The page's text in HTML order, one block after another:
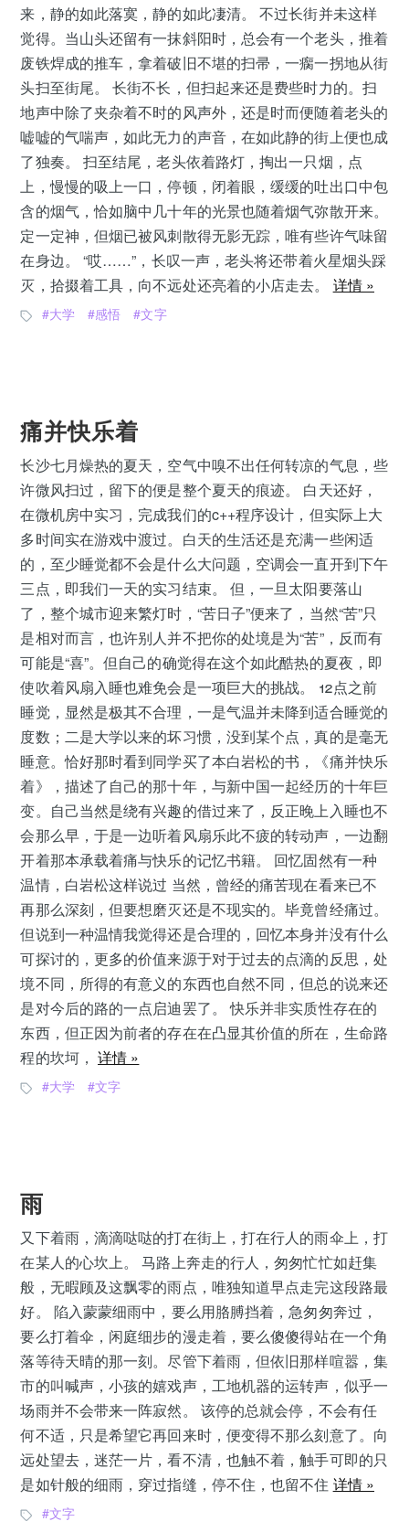
来，静的如此落寞，静的如此凄清。 不过长街并未这样
觉得。当山头还留有一抹斜阳时，总会有一个老头，推着
废铁焊成的推车，拿着破旧不堪的扫帚，一瘸一拐地从街
头扫至街尾。 长街不长，但扫起来还是费些时力的。扫
地声中除了夹杂着不时的风声外，还是时而便随着老头的
嘘嘘的气喘声，如此无力的声音，在如此静的街上便也成
了独奏。 扫至结尾，老头依着路灯，掏出一只烟，点
上，慢慢的吸上一口，停顿，闭着眼，缓缓的吐出口中包
含的烟气，恰如脑中几十年的光景也随着烟气弥散开来。
定一定神，但烟已被风刺散得无影无踪，唯有些许气味留
在身边。 “哎……”，长叹一声，老头将还带着火星烟头踩
灭，拾掇着工具，向不远处还亮着的小店走去。 详情 »
大学 感悟 文字
痛并快乐着
长沙七月燥热的夏天，空气中嗅不出任何转凉的气息，些
许微风扫过，留下的便是整个夏天的痕迹。 白天还好，
在微机房中实习，完成我们的c++程序设计，但实际上大
多时间实在游戏中渡过。白天的生活还是充满一些闲适
的，至少睡觉都不会是什么大问题，空调会一直开到下午
三点，即我们一天的实习结束。 但，一旦太阳要落山
了，整个城市迎来繁灯时，“苦日子”便来了，当然“苦”只
是相对而言，也许别人并不把你的处境是为“苦”，反而有
可能是“喜”。但自己的确觉得在这个如此酷热的夏夜，即
使吹着风扇入睡也难免会是一项巨大的挑战。 12点之前
睡觉，显然是极其不合理，一是气温并未降到适合睡觉的
度数；二是大学以来的坏习惯，没到某个点，真的是毫无
睡意。恰好那时看到同学买了本白岩松的书，《痛并快乐
着》，描述了自己的那十年，与新中国一起经历的十年巨
变。自己当然是绕有兴趣的借过来了，反正晚上入睡也不
会那么早，于是一边听着风扇乐此不疲的转动声，一边翻
开着那本承载着痛与快乐的记忆书籍。 回忆固然有一种
温情，白岩松这样说过 当然，曾经的痛苦现在看来已不
再那么深刻，但要想磨灭还是不现实的。毕竟曾经痛过。
但说到一种温情我觉得还是合理的，回忆本身并没有什么
可探讨的，更多的价值来源于对于过去的点滴的反思，处
境不同，所得的有意义的东西也自然不同，但总的说来还
是对今后的路的一点启迪罢了。 快乐并非实质性存在的
东西，但正因为前者的存在在凸显其价值的所在，生命路
程的坎坷，详情 »
大学 文字
雨
又下着雨，滴滴哒哒的打在街上，打在行人的雨伞上，打
在某人的心坎上。 马路上奔走的行人，匆匆忙忙如赶集
般，无暇顾及这飘零的雨点，唯独知道早点走完这段路最
好。 陷入蒙蒙细雨中，要么用胳膊挡着，急匆匆奔过，
要么打着伞，闲庭细步的漫走着，要么傻傻得站在一个角
落等待天晴的那一刻。尽管下着雨，但依旧那样喧嚣，集
市的叫喊声，小孩的嬉戏声，工地机器的运转声，似乎一
场雨并不会带来一阵寂然。 该停的总就会停，不会有任
何不适，只是希望它再回来时，便变得不那么刻意了。向
远处望去，迷茫一片，看不清，也触不着，触手可即的只
是如针般的细雨，穿过指缝，停不住，也留不住 详情 »
文字